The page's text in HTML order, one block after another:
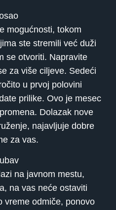
mogućnosti, tokom
ste stremili već duži
se otvoriti. Napravite
za više ciljeve. Sedeći
u prvoj polovini
prilike. Ovo je mesec
Dolazak nove
najavljuje dobre
za vas.
na javnom mestu,
na vas neće ostaviti
vreme odmiče, ponovo